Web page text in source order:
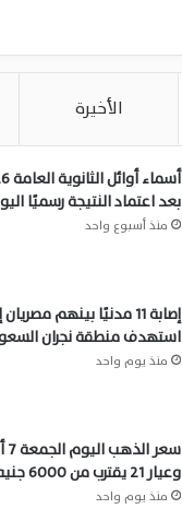
الأخيرة
بعد اعتماد النتيجة رسميًا
منذ أسبوع واحد
إصابة 11 مدنيًا بينهم
استهدف منطقة نجران
منذ يوم واحد
وعيار 21 يقترب من 6000 جنيه
منذ يوم واحد